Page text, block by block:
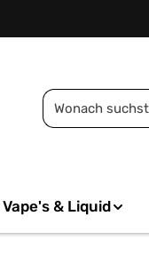
Vape's & Liquid